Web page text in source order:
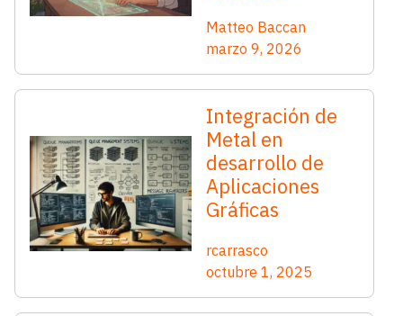
Matteo Baccan
marzo 9, 2026
Integración de
Metal en
desarrollo de
Aplicaciones
Gráficas
rcarrasco
octubre 1, 2025